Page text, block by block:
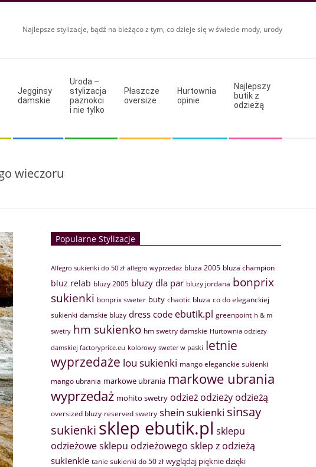
Najlepsze stylizacje, bądź na bieżąco z tym, co dzieje się w świecie mody, urody
Jegginsy
damskie
Uroda –
stylizacja
paznokci
i nie tylko
Płaszcze
oversize
Hurtownia
opinie
Najlepszy
butik z
odzieżą
wieczoru
Popularne Stylizacje
Allegro sukienki do 50 zł allegro wyprzedaż bluza 2005 bluza champion
bluz relab bluzy 2005 bluzy dla par bluzy jordana bonprix
sukienki bonprix sweter buty chaotic bluza co do eleganckiej
sukienki damskie bluzy dress code ebutik.pl greenpoint h & m
swetry hm sukienko hm swetry damskie Hurtownia odzieży
damskiej factoryprice.eu kolorowy sweter w paski letnie
wyprzedaże lou sukienki mango eleganckie sukienki
mango ubrania markowe ubrania markowe ubrania
wyprzedaż mohito swetry odzież odzieży odzieżą
oversized bluzy reserved swetry shein sukienki sinsay
sukienki sklep ebutik.pl sklepu
odzieżowesklepu odzieżowego sklep z odzieżą
sukienkie tanie sukienki do 50 zł wyglądaj pięknie dzięki